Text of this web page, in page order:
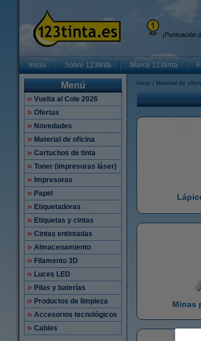
¡Puntuación
Inicio Sobre 123tinta Marca 123tinta
Menú
Vuelta al Cole 2026
Ofertas
Novedades
Material de oficina
Cartuchos de tinta
Toner (impresoras láser)
Impresoras
Papel
Etiquetadoras
Etiquetas y cintas
Cintas entintadas
Almacenamiento
Filamento 3D
Luces LED
Pilas y baterías
Productos de limpieza
Accesorios tecnológicos
Cables
Inicio Material de
Minas